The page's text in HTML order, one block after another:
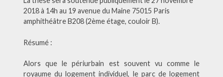
2018 à 14h au 19 avenue du Maine 75015 Paris
amphithéâtre B208 (2ème étage, couloir B).
Résumé : ­
Alors que le périurbain est souvent vu comme le
royaume du logement individuel, le parc de logement